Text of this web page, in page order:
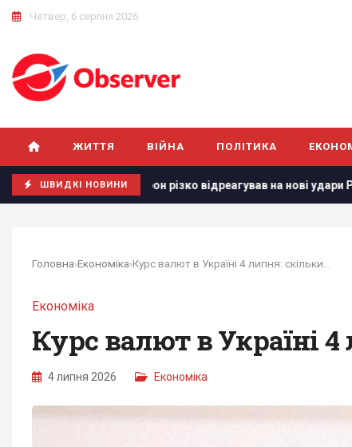
Четвер, 6 серпня 2026
ЖИТТЯ ВІЙНА ПОЛІТИКА
ШВИДКІ НОВИНИ
Макрон різко відреагував на нові удари РФ по Києву
Головна›Економіка›
Економіка
Курс валют в Україні
4 липня 2026 Економіка